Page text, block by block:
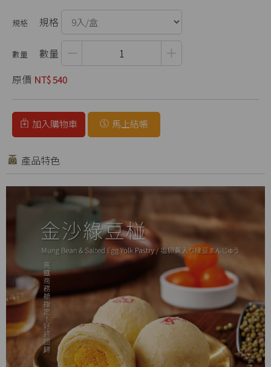
規格
數量
原價 NT$ 540
加入購物車 馬上結帳
產品特色